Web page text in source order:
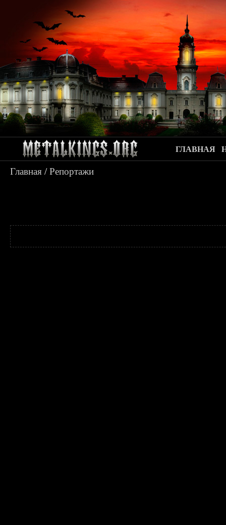
ГЛАВНАЯ
Главная /Репортажи